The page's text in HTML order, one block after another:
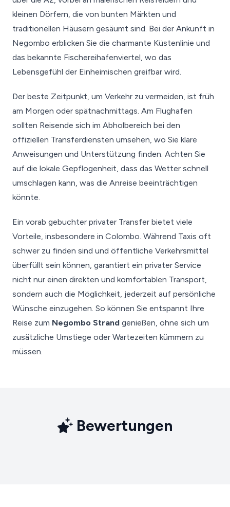
kleinen Dörfern, die von bunten Märkten und
traditionellen Häusern gesäumt sind. Bei der Ankunft in
Negombo erblicken Sie die charmante Küstenlinie und
das bekannte Fischereihafenviertel, wo das
Lebensgefühl der Einheimischen greifbar wird.
Der beste Zeitpunkt, um Verkehr zu vermeiden, ist früh
am Morgen oder spätnachmittags. Am Flughafen
sollten Reisende sich im Abholbereich bei den
offiziellen Transferdiensten umsehen, wo Sie klare
Anweisungen und Unterstützung finden. Achten Sie
auf die lokale Gepflogenheit, dass das Wetter schnell
umschlagen kann, was die Anreise beeinträchtigen
könnte.
Ein vorab gebuchter privater Transfer bietet viele
Vorteile, insbesondere in Colombo. Während Taxis oft
schwer zu finden sind und öffentliche Verkehrsmittel
überfüllt sein können, garantiert ein privater Service
nicht nur einen direkten und komfortablen Transport,
sondern auch die Möglichkeit, jederzeit auf persönliche
Wünsche einzugehen. So können Sie entspannt Ihre
Reise zum Negombo Strand genießen, ohne sich um
zusätzliche Umstiege oder Wartezeiten kümmern zu
müssen.
Bewertungen